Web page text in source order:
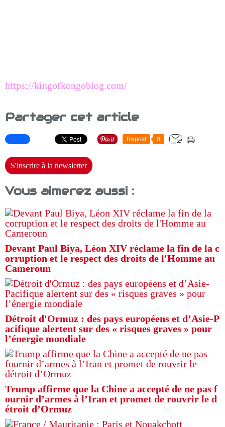
https://kingofkongoblog.com/
Partager cet article
Repost 0
S'inscrire à la newsletter
Vous aimerez aussi :
Devant Paul Biya, Léon XIV réclame la fin de la c
orruption et le respect des droits de l'Homme au
Cameroun
Détroit d'Ormuz : des pays européens et d’Asie-P
acifique alertent sur des « risques graves » pour
l’énergie mondiale
Trump affirme que la Chine a accepté de ne pas f
ournir d’armes à l’Iran et promet de rouvrir le d
étroit d’Ormuz